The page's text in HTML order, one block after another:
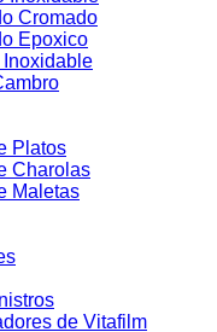
Cromado
Epoxico
Inoxidable
Platos
Charolas
Maletas
de Vitafilm